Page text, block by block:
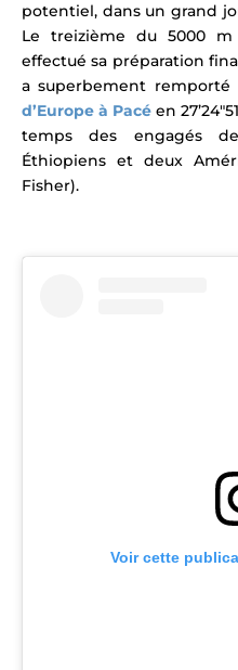
potentiel, dans un grand
Le treizième du 5000
effectué sa préparation
a superbement
d’Europe à Pacé en
temps des engagés
Éthiopiens et deux
Fisher).
Voir cette